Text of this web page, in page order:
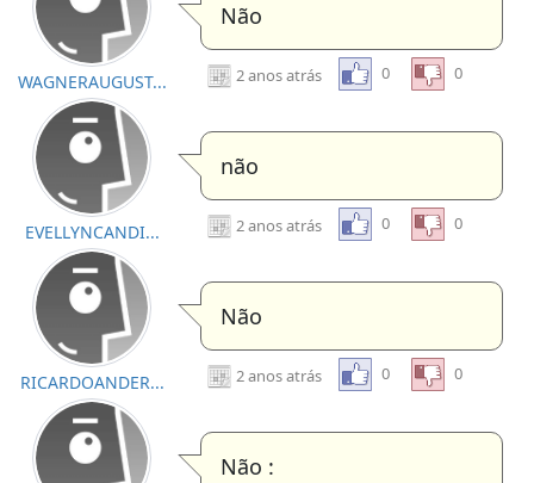
WAGNERAUGUST...
Não
2 anos atrás 0 0
EVELLYNCANDI...
não
2 anos atrás 0 0
RICARDOANDER...
Não
2 anos atrás 0 0
Não :